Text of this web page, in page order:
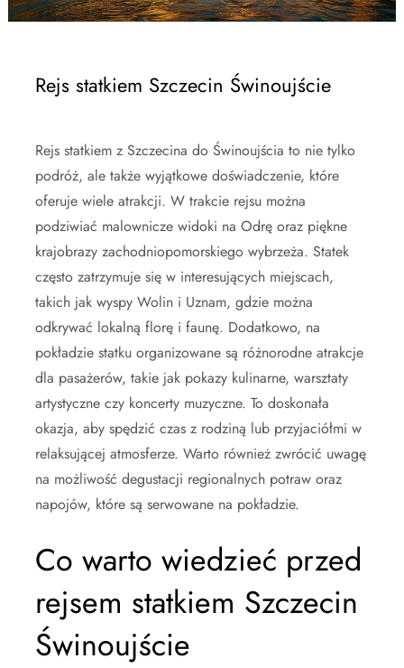
Rejs statkiem Szczecin Świnoujście
Rejs statkiem z Szczecina do Świnoujścia to nie tylko
podróż, ale także wyjątkowe doświadczenie, które
oferuje wiele atrakcji. W trakcie rejsu można
podziwiać malownicze widoki na Odrę oraz piękne
krajobrazy zachodniopomorskiego wybrzeża. Statek
często zatrzymuje się w interesujących miejscach,
takich jak wyspy Wolin i Uznam, gdzie można
odkrywać lokalną florę i faunę. Dodatkowo, na
pokładzie statku organizowane są różnorodne atrakcje
dla pasażerów, takie jak pokazy kulinarne, warsztaty
artystyczne czy koncerty muzyczne. To doskonała
okazja, aby spędzić czas z rodziną lub przyjaciółmi w
relaksującej atmosferze. Warto również zwrócić uwagę
na możliwość degustacji regionalnych potraw oraz
napojów, które są serwowane na pokładzie.
Co warto wiedzieć przed
rejsem statkiem Szczecin
Świnoujście